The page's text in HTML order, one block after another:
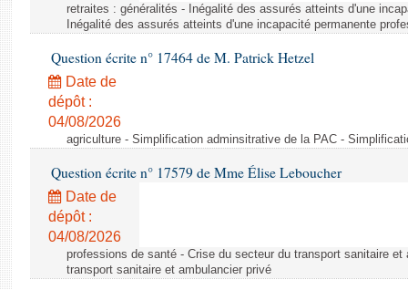
Baromètre de l’application des lois
Dossiers législatifs
Budget et sécurité sociale
Questions écrites et orales
Comptes rendus des débats
retraites : généralités - Inégalité des assurés atteints d'une
Inégalité des assurés atteints d'une incapacité permanente
Question écrite n° 17464 de M. Patrick Hetzel
Date de
dépôt :
04/08/2026
agriculture - Simplification adminsitrative de la PAC -
Question écrite n° 17579 de Mme Élise Leboucher
Date de
dépôt :
04/08/2026
professions de santé - Crise du secteur du transport sanitaire
transport sanitaire et ambulancier privé